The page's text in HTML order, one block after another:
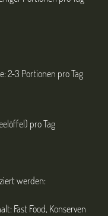
2-3 Portionen pro Tag
pro Tag
werden:
Fast Food, Konserven